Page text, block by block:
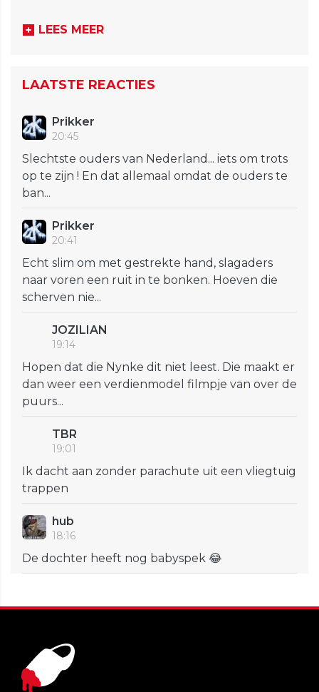
LEES MEER
LAATSTE REACTIES
Prikker
20:45
Slechtste ouders van Nederland... iets om trots
op te zijn ! En dat allemaal omdat de ouders te
ban...
Prikker
20:41
Echt slim om met gestrekte hand, slagaders
naar voren een ruit in te bonken. Hoeven die
scherven nie...
JOZILIAN
19:14
Hopen dat die Nynke dit niet leest. Die maakt er
dan weer een verdienmodel filmpje van over de
puurs...
TBR
19:01
Ik dacht aan zonder parachute uit een vliegtuig
trappen
hub
18:16
De dochter heeft nog babyspek 😂